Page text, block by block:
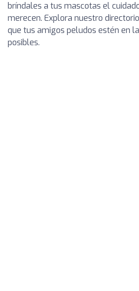
bríndales a tus mascotas el
merecen. Explora nuestro
que tus amigos peludos estén en
posibles.